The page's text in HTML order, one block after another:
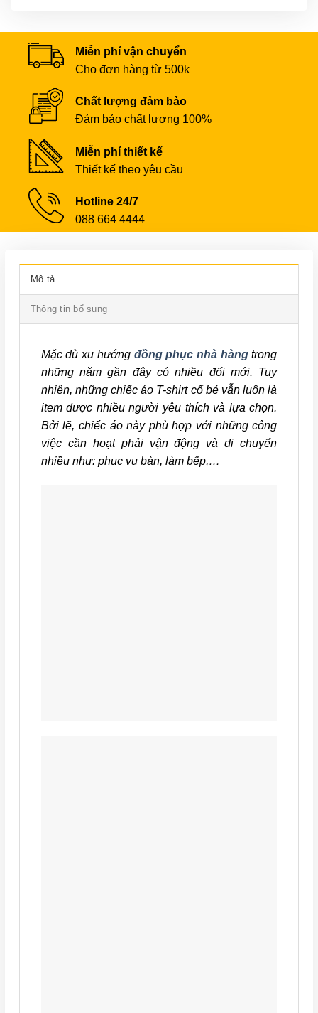
Miễn phí vận chuyển
Cho đơn hàng từ 500k
Chất lượng đảm bảo
Đảm bảo chất lượng 100%
Miễn phí thiết kế
Thiết kế theo yêu cầu
Hotline 24/7
088 664 4444
Mô tả
Thông tin bổ sung
Mặc dù xu hướng đồng phục nhà hàngtrong
những năm gần đây có nhiều đổi mới. Tuy
nhiên, những chiếc áo T-shirt cổ bẻ vẫn luôn là
item được nhiều người yêu thích và lựa chọn.
Bởi lẽ, chiếc áo này phù hợp với những công
việc cần hoạt phải vận động và di chuyển
nhiều như: phục vụ bàn, làm bếp,…